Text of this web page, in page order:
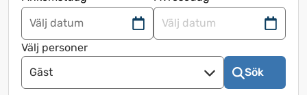
Navigera
framåt
för
att
Navigera
Välj personer
Gäst
Sök